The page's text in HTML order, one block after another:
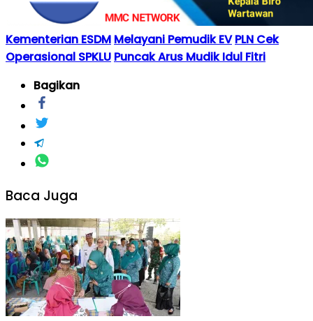
Kementerian ESDM Melayani Pemudik EV PLN Cek
Operasional SPKLU Puncak Arus Mudik Idul Fitri
Bagikan
Baca Juga